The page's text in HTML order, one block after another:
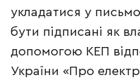
укладатися у
бути підписані як
допомогою КЕП
України «Про